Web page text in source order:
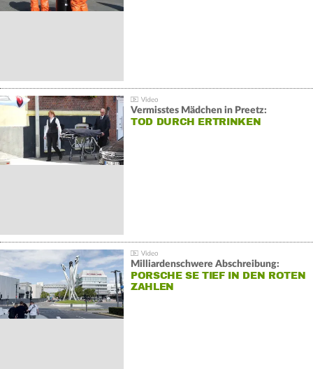
Vermisstes Mädchen in Preetz:
TOD DURCH ERTRINKEN
Milliardenschwere Abschreibung:
PORSCHE SE TIEF IN DEN ROTEN
ZAHLEN